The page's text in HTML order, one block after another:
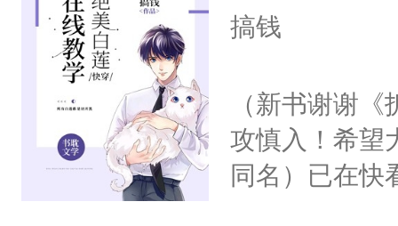
用力——为你
搞钱
（新书谢谢
攻慎入！希望
同名）已在快